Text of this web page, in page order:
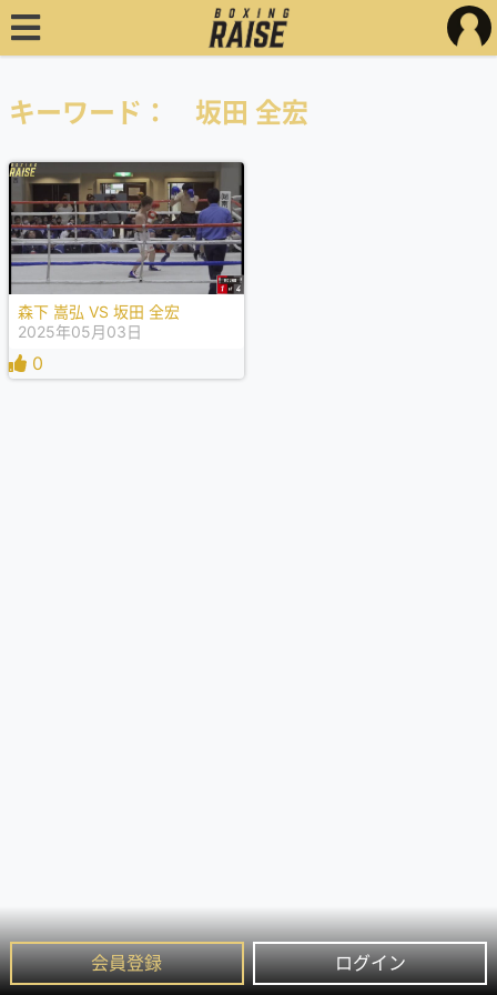
会員登録 ログイン
キーワード： 坂田 全宏
森下 嵩弘 VS 坂田 全宏
2025年05月03日
0